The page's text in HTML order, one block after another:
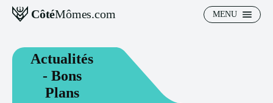
CôtéMômes.com MENU
Actualités
- Bons
Plans